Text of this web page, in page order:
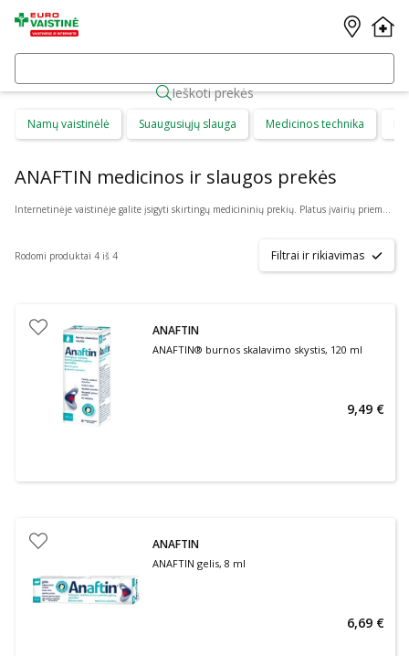
Ieškoti prekės
Namų vaistinėlė Suaugusiųjų slauga Medicinos technika
ANAFTIN medicinos ir slaugos prekės
Internetinėje vaistinėje galite įsigyti skirtingų medicininių prekių. Platus įvairių priemonių ir technikos pasirinkimas leis visiems pirkėjams lengviau rasti tai, ko jie ieško. Šioje prekių kategorijoje yra daugybė skirtingų medicinos priemonių ir priedų, pradedant specialiais kremais ir pleistrais, baigiant kapsulėmis ar drėkinančiais akių lašais. Jeigu jums sunku apsispręsti, kurie produktai būtų geriausias ar tinkamiausias pasirinkimas, mūsų konsultantai gali jums patarti nuotoliniu būdu: internetu aktyviame pokalbio lange, el. paštu ar telefonu.
Rodomi produktai 4 iš 4 Filtrai ir rikiavimas
ANAFTIN
ANAFTIN® burnos skalavimo skystis, 120 ml
9,49 €
ANAFTIN
ANAFTIN gelis, 8 ml
6,69 €